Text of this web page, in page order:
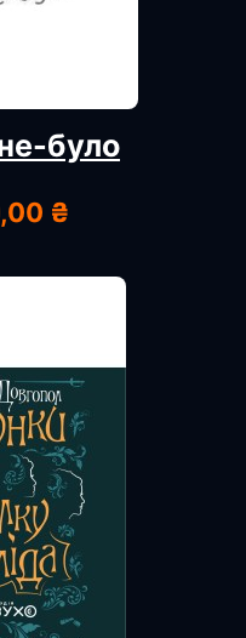
було
₴